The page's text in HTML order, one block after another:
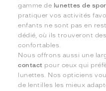
gamme de lunettes de
pratiquer vos activités
enfants ne sont pas en
dédié, où ils trouveront
confortables.
Nous offrons aussi une
contact pour ceux qui
lunettes. Nos opticiens
de lentilles les mieux